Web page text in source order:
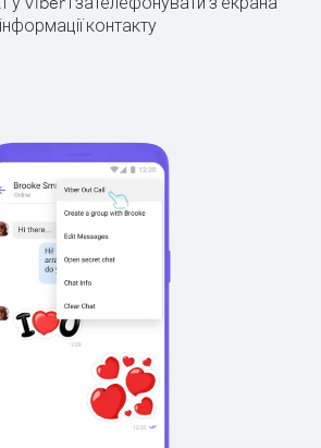
інформації контакту